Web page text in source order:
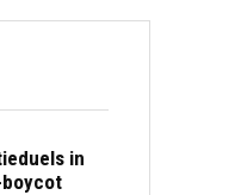
in
boycot